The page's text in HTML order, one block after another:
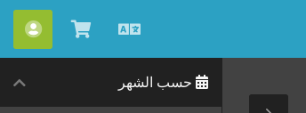
العربيةشاهد
العربة
حسب الشهر